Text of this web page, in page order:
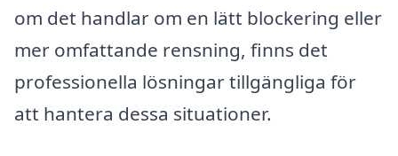
om det handlar om en lätt blockering eller
mer omfattande rensning, finns det
professionella lösningar tillgängliga för
att hantera dessa situationer.